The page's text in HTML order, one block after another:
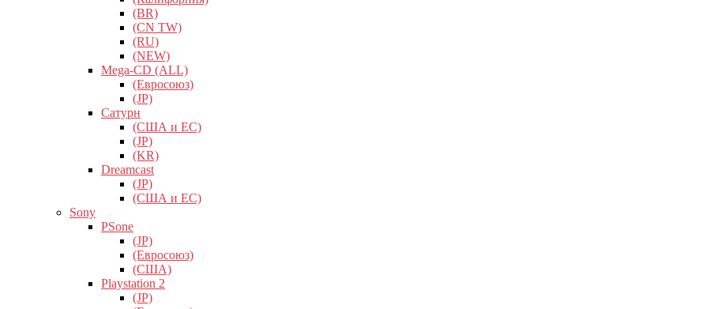
(BR)
(CN TW)
(RU)
(NEW)
Mega-CD (ALL)
(Евросоюз)
(JP)
Сатурн
(США и ЕС)
(JP)
(KR)
Dreamcast
(JP)
(США и ЕС)
Sony
PSone
(JP)
(Евросоюз)
(США)
Playstation 2
(JP)